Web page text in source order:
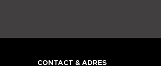
CONTACT & ADRES